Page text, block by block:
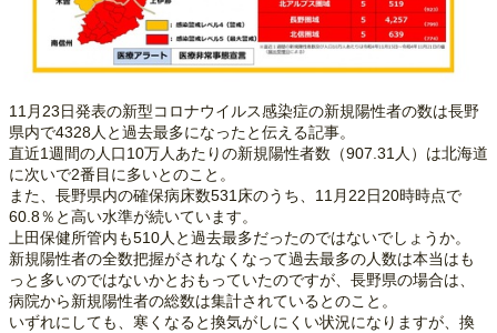
11月23日発表の新型コロナウイルス感染症の新規陽性者の数は長野
県内で4328人と過去最多になったと伝える記事。
直近1週間の人口10万人あたりの新規陽性者数（907.31人）は北海道
に次いで2番目に多いとのこと。
また、長野県内の確保病床数531床のうち、11月22日20時時点で
60.8％と高い水準が続いています。
上田保健所管内も510人と過去最多だったのではないでしょうか。
新規陽性者の全数把握がされなくなって過去最多の人数は本当はも
っと多いのではないかとおもっていたのですが、長野県の場合は、
病院から新規陽性者の総数は集計されているとのこと。
いずれにしても、寒くなると換気がしにくい状況になりますが、換